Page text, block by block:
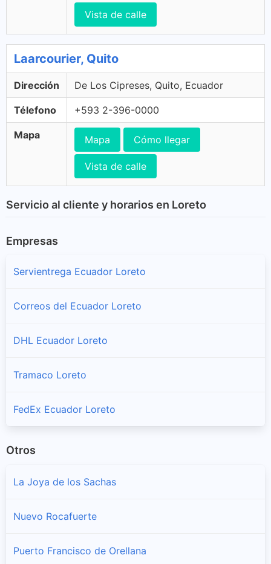
Vista de calle
Laarcourier, Quito
Dirección De Los Cipreses, Quito, Ecuador
Télefono +593 2-396-0000
Mapa Mapa Cómo llegar
Vista de calle
Servicio al cliente y horarios en Loreto
Empresas
Servientrega Ecuador Loreto
Correos del Ecuador Loreto
DHL Ecuador Loreto
Tramaco Loreto
FedEx Ecuador Loreto
Otros
La Joya de los Sachas
Nuevo Rocafuerte
Puerto Francisco de Orellana